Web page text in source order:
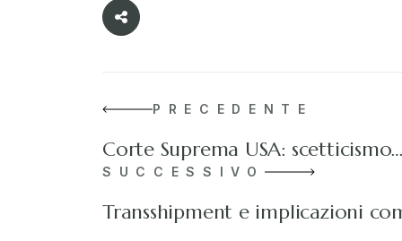
PRECEDENTE
Corte Suprema USA: scetticismo…
SUCCESSIVO
Transshipment e implicazioni